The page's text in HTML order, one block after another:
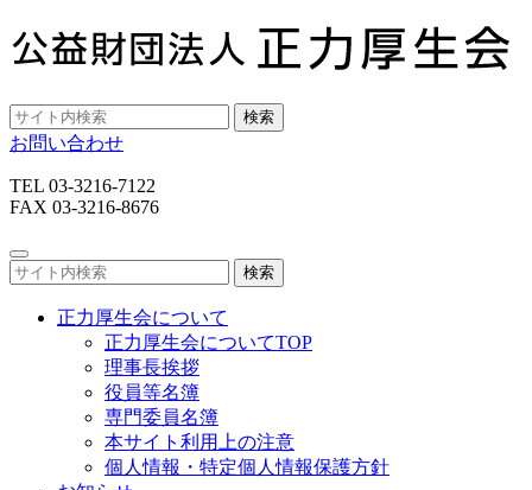
検索
お問い合わせ
TEL 03-3216-7122
FAX 03-3216-8676
検索
正力厚生会について
正力厚生会についてTOP
理事長挨拶
役員等名簿
専門委員名簿
本サイト利用上の注意
個人情報・特定個人情報保護方針